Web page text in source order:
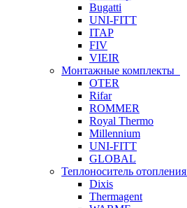
Bugatti
UNI-FITT
ITAP
FIV
VIEIR
Монтажные комплекты
OTER
Rifar
ROMMER
Royal Thermo
Millennium
UNI-FITT
GLOBAL
Теплоноситель отопления
Dixis
Thermagent